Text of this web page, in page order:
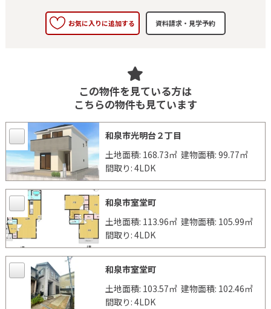
お気に入りに追加する
この物件を見ている方は
こちらの物件も見ています
和泉市光明台２丁目
土地面積: 168.73㎡建物面積: 99.77㎡
間取り: 4LDK
和泉市室堂町
土地面積: 113.96㎡建物面積: 105.99㎡
間取り: 4LDK
和泉市室堂町
土地面積: 103.57㎡建物面積: 102.46㎡
間取り: 4LDK